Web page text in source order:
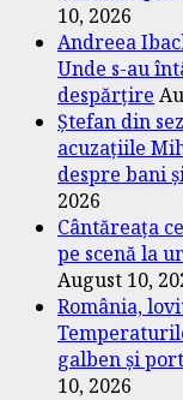
10, 2026
Andreea
Unde s-au
despărțire
Ștefan din
acuzațiile
despre bani
2026
Cântăreața
pe scenă la
August 10,
România,
galben și
10, 2026